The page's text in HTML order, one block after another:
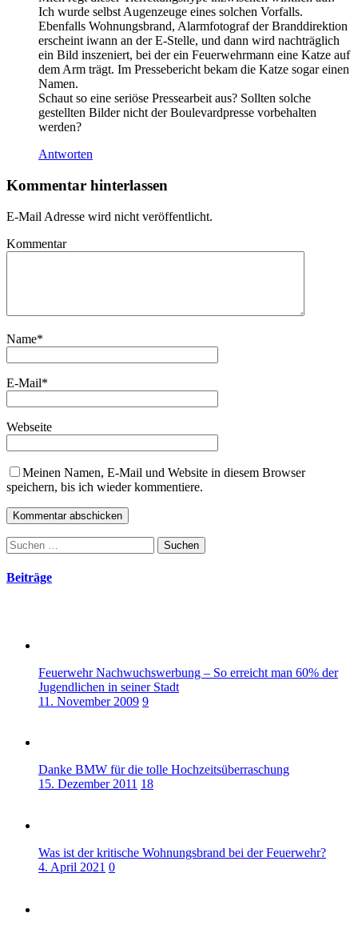
Ich wurde selbst Augenzeuge eines solchen Vorfalls.
Ebenfalls Wohnungsbrand, Alarmfotograf der Branddirektion
erscheint iwann an der E-Stelle, und dann wird nachträglich
ein Bild inszeniert, bei der ein Feuerwehrmann eine Katze auf
dem Arm trägt. Im Pressebericht bekam die Katze sogar einen
Namen.
Schaut so eine seriöse Pressearbeit aus? Sollten solche
gestellten Bilder nicht der Boulevardpresse vorbehalten
werden?
Antworten
Kommentar hinterlassen
E-Mail Adresse wird nicht veröffentlicht.
Kommentar
Name*
E-Mail*
Webseite
Meinen Namen, E-Mail und Website in diesem Browser
speichern, bis ich wieder kommentiere.
Suchen
nach:
Beiträge
Feuerwehr Nachwuchswerbung – So erreicht man 60% der
Jugendlichen in seiner Stadt
11. November 2009 9
Danke BMW für die tolle Hochzeitsüberraschung
15. Dezember 2011 18
Was ist der kritische Wohnungsbrand bei der Feuerwehr?
4. April 2021 0